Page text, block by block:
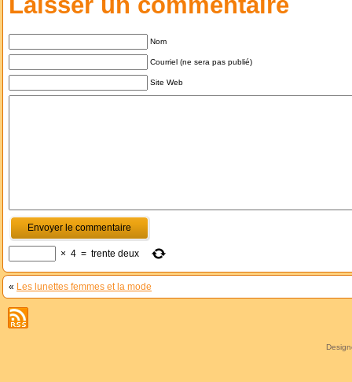
Nom
Courriel (ne sera pas publié)
Site Web
× 4 = trente deux
« Les lunettes femmes et la mode